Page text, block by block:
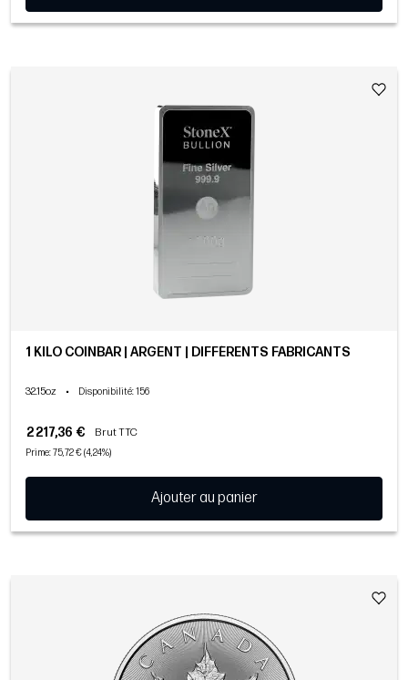
1 KILO COINBAR | ARGENT | DIFFÉRENTS FABRICANTS
32.15oz • Disponibilité: 156
2 217,36 € Brut TTC
Prime: 75,72 € (4,24%)
Ajouter au panier